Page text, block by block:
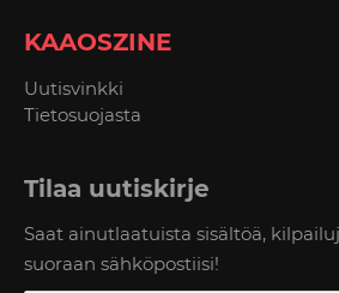
KAAOSZINE
Uutisvinkki
Tietosuojasta
Tilaa uutiskirje
Saat ainutlaatuista sisältöä,
suoraan sähköpostiisi!